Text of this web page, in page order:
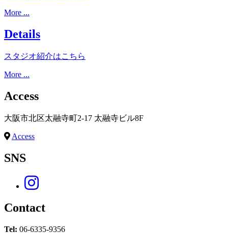
More ...
Details
スタジオ紹介はこちら
More ...
Access
大阪市北区太融寺町2-17 太融寺ビル8F
Access
SNS
Contact
Tel: 06-6335-9356